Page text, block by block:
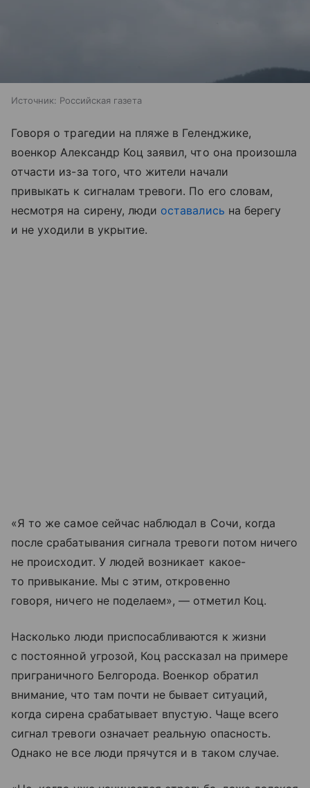
Источник: Российская газета
Говоря о трагедии на пляже в Геленджике,
военкор Александр Коц заявил, что она произошла
отчасти из-за того, что жители начали
привыкать к сигналам тревоги. По его словам,
несмотря на сирену, люди оставались на берегу
и не уходили в укрытие.
«Я то же самое сейчас наблюдал в Сочи, когда
после срабатывания сигнала тревоги потом ничего
не происходит. У людей возникает какое-
то привыкание. Мы с этим, откровенно
говоря, ничего не поделаем», — отметил Коц.
Насколько люди приспосабливаются к жизни
с постоянной угрозой, Коц рассказал на примере
приграничного Белгорода. Военкор обратил
внимание, что там почти не бывает ситуаций,
когда сирена срабатывает впустую. Чаще всего
сигнал тревоги означает реальную опасность.
Однако не все люди прячутся и в таком случае.